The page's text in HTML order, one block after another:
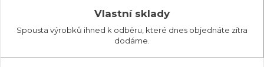
Vlastní sklady
Spousta výrobků ihned k odběru, které dnes objednáte zítra
dodáme.